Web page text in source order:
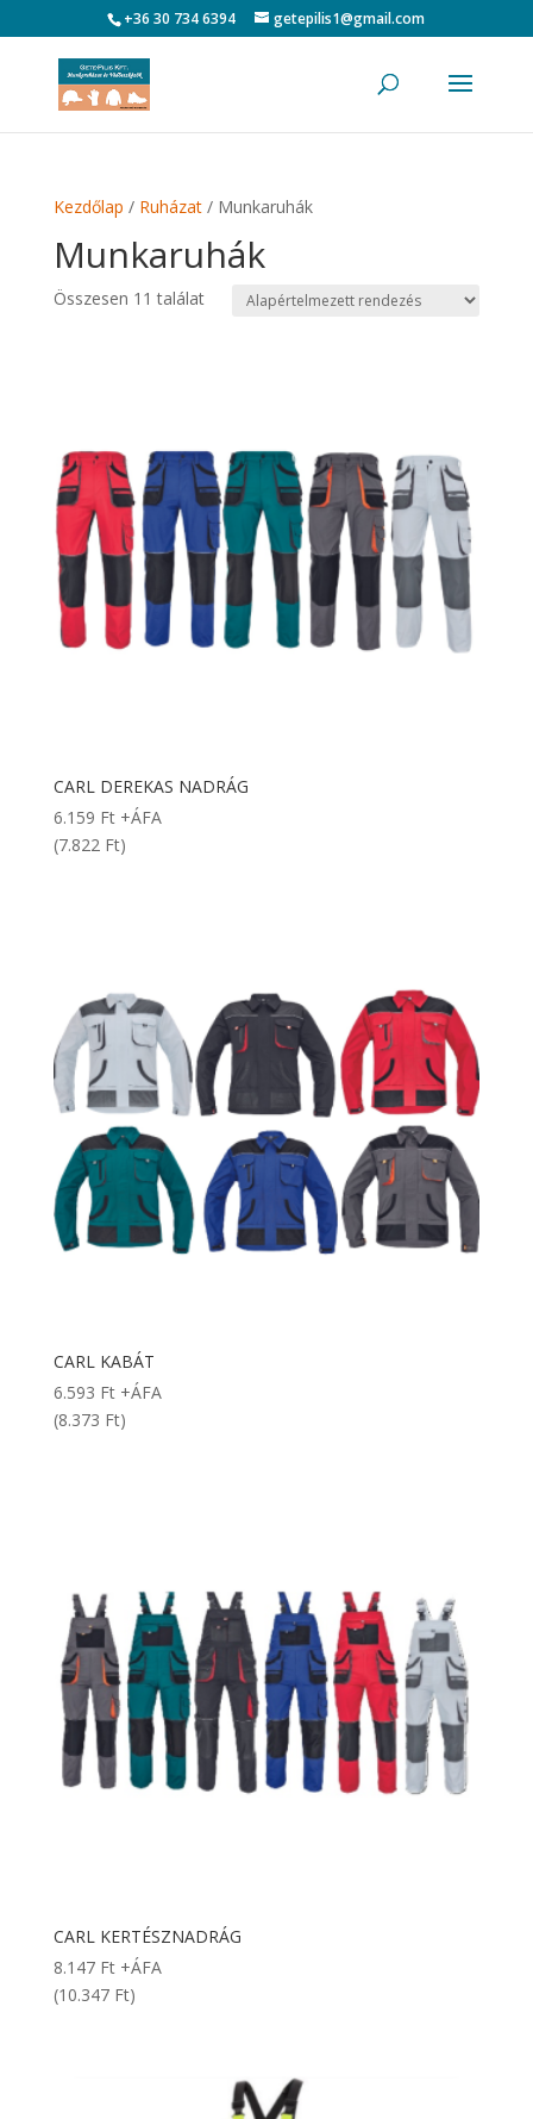
+36 30 734 6394 getepilis1@gmail.com
Kezdőlap / Ruházat/ Munkaruhák
Munkaruhák
Összesen 11 találat
CARL DEREKAS NADRÁG
6.159 Ft +ÁFA
(7.822 Ft)
CARL KABÁT
6.593 Ft +ÁFA
(8.373 Ft)
CARL KERTÉSZNADRÁG
8.147 Ft +ÁFA
(10.347 Ft)